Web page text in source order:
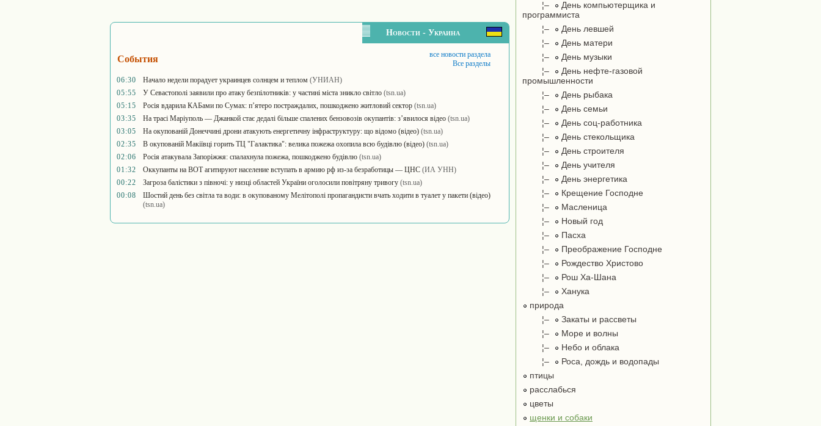
Новости - Украина
События
все новости раздела
Все разделы
06:30
Начало недели порадует украинцев солнцем и теплом (УНИАН)
05:55
У Севастополі заявили про атаку безпілотників: у частині міста зникло світло (tsn.ua)
05:15
Росія вдарила КАБами по Сумах: п’ятеро постраждалих, пошкоджено житловий сектор (tsn.ua)
03:35
На трасі Маріуполь — Джанкой стає дедалі більше спалених бензовозів окупантів: з’явилося відео (tsn.ua)
03:05
На окупованій Донеччині дрони атакують енергетичну інфраструктуру: що відомо (відео) (tsn.ua)
02:35
В окупованій Макіївці горить ТЦ "Галактика": велика пожежа охопила всю будівлю (відео) (tsn.ua)
02:06
Росія атакувала Запоріжжя: спалахнула пожежа, пошкоджено будівлю (tsn.ua)
01:32
Оккупанты на ВОТ агитируют население вступать в армию рф из-за безработицы — ЦНС (ИА УНН)
00:22
Загроза балістики з півночі: у низці областей України оголосили повітряну тривогу (tsn.ua)
00:08
Шостий день без світла та води: в окупованому Мелітополі пропагандисти вчать ходити в туалет у пакети (відео)
(tsn.ua)
¦–
День компьютерщика и
программиста
¦–
День левшей
¦–
День матери
¦–
День музыки
¦–
День нефте-газовой
промышленности
¦–
День рыбака
¦–
День семьи
¦–
День соц-работника
¦–
День стекольщика
¦–
День строителя
¦–
День учителя
¦–
День энергетика
¦–
Крещение Господне
¦–
Масленица
¦–
Новый год
¦–
Пасха
¦–
Преображение Господне
¦–
Рождество Христово
¦–
Рош Ха-Шана
¦–
Ханука
природа
¦–
Закаты и рассветы
¦–
Море и волны
¦–
Небо и облака
¦–
Роса, дождь и водопады
птицы
расслабься
цветы
щенки и собаки